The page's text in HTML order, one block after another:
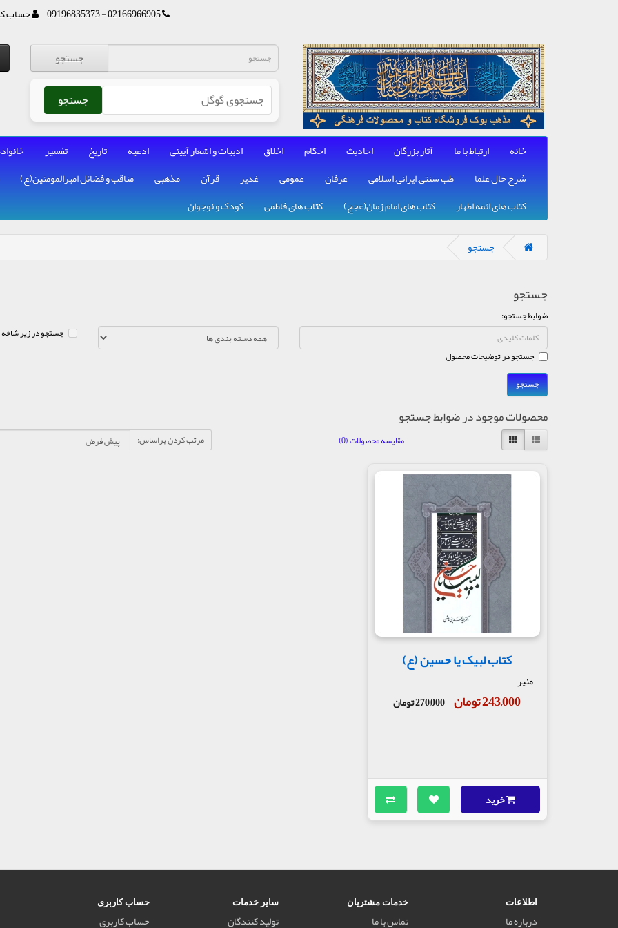
02166966905 - 09196835373 حساب
جستجو
جستجو
خانه ارتباط با ما آثار بزرگان احادیث احکام اخلاق ادبیات و اشعار آیینی ادعیه تاریخ تفسیر
شرح حال علما
طب سنتی, ایرانی, اسلامی عرفان عمومی غدیر قرآن مذهبی مناقب و فضائل امیرالمومنین(ع)
کتاب های ائمه اطهار
کتاب های امام زمان(عجج) کتاب های فاطمی کودک و نوجوان
جستجو
جستجو
ضوابط جستجو:
جستجو در زیر شاخه
جستجو در توضیحات محصول
محصولات موجود در ضوابط جستجو
مقایسه محصولات (0) مرتب کردن براساس:
کتاب لبیک یا حسین (ع)
منیر
243,000 تومان 270,000 تومان
خرید
اطلاعات
درباره ما
خدمات مشتریان
تماس با ما
سایر خدمات
تولید کنندگان
حساب کاربری
حساب کاربری